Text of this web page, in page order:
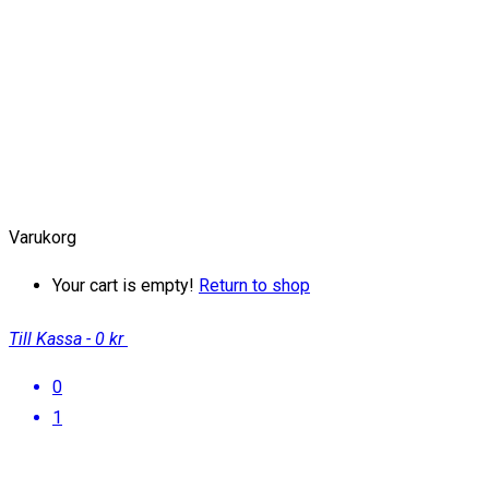
Varukorg
Your cart is empty! Return to shop
Till Kassa - 0 kr
0
1